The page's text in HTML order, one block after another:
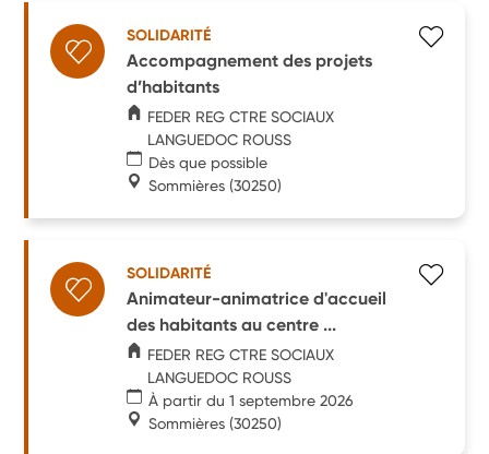
SOLIDARITÉ
Accompagnement des projets
d’habitants
FEDER REG CTRE SOCIAUX
LANGUEDOC ROUSS
Dès que possible
Sommières (30250)
SOLIDARITÉ
Animateur-animatrice d'accueil
des habitants au centre ...
FEDER REG CTRE SOCIAUX
LANGUEDOC ROUSS
À partir du 1 septembre 2026
Sommières (30250)